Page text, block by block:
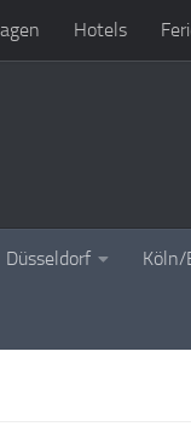
Hotels
Düsseldorf Köln/